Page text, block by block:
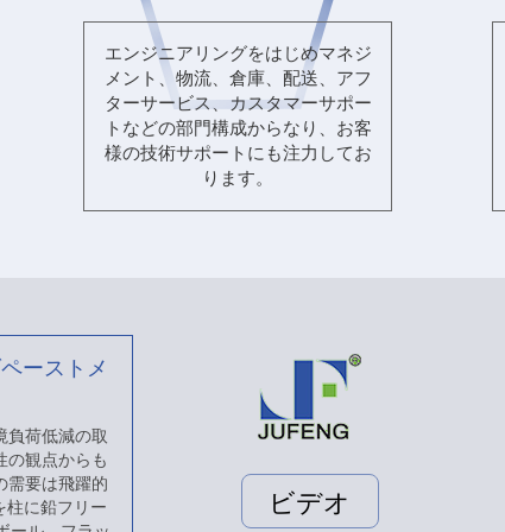
エンジニアリングをはじめマネジ
メント、物流、倉庫、配送、アフ
ターサービス、カスタマーサポー
トなどの部門構成からなり、お客
様の技術サポートにも注力してお
ります。
ーストメ
負荷低減の取
の観点からも
需要は飛躍的
柱に鉛フリー
ビデオ